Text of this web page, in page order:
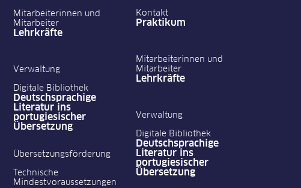
Mitarbeiterinnen und
Mitarbeiter
Lehrkräfte
Verwaltung
Digitale Bibliothek
Deutschsprachige
Literatur ins
portugiesischer
Übersetzung
Übersetzungsförderung
Technische
Mindestvoraussetzungen
Kontakt
Praktikum
Mitarbeiterinnen und
Mitarbeiter
Lehrkräfte
Verwaltung
Digitale Bibliothek
Deutschsprachige
Literatur ins
portugiesischer
Übersetzung